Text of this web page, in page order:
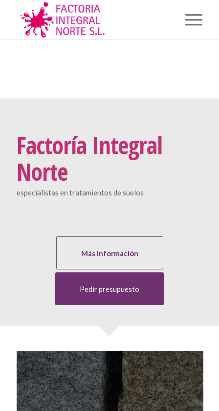
Factoría Integral
Norte
especialistas en tratamientos de suelos
Más información
Pedir presupuesto